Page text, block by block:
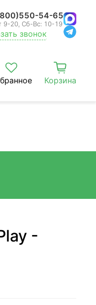
54-65
9-20, Сб-Вс: 10-19
звонок
Корзина
-